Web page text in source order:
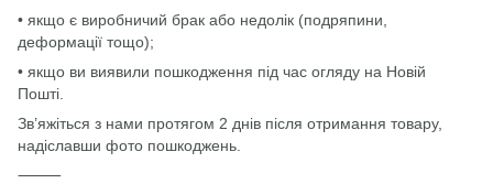
• якщо є виробничий брак або недолік (подряпини,
деформації тощо);
• якщо ви виявили пошкодження під час огляду на Новій
Пошті.
Зв’яжіться з нами протягом 2 днів після отримання товару,
надіславши фото пошкоджень.
⸻